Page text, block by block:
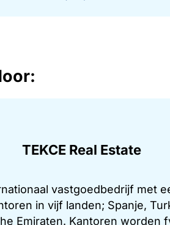
TEKCE Real Estate
vastgoedbedrijf met
in vijf landen; Spanje,
Emiraten. Kantoren worden